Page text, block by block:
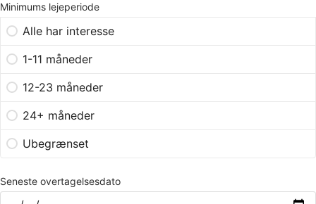
Minimums lejeperiode
Alle har interesse
1-11 måneder
12-23 måneder
24+ måneder
Ubegrænset
Seneste overtagelsesdato